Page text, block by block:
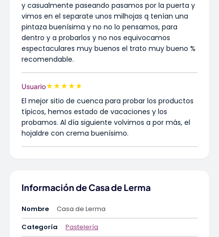
y casualmente paseando pasamos por la puerta y
vimos en el separate unos milhojas q tenían una
pintaza buenísima y no no lo pensamos, para
dentro y a probarlos y no nos equivocamos
espectaculares muy buenos el trato muy bueno %
recomendable.
Usuario★★★★★
El mejor sitio de cuenca para probar los productos
típicos, hemos estado de vacaciones y los
probamos. Al día siguiente volvimos a por más, el
hojaldre con crema buenísimo.
Información de Casa de Lerma
Nombre
Casa de Lerma
Categoría
Pastelería